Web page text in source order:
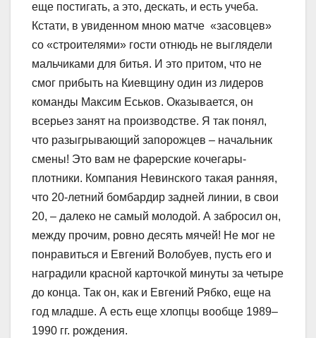
еще постигать, а это, дескать, и есть учеба.
Кстати, в увиденном мною матче «засовцев»
со «строителями» гости отнюдь не выглядели
мальчиками для битья. И это притом, что не
смог прибыть на Киевщину один из лидеров
команды Максим Еськов. Оказывается, он
всерьез занят на производстве. Я так понял,
что разыгрывающий запорожцев – начальник
смены! Это вам не фарерские кочегары-
плотники. Компания Невинского такая ранняя,
что 20-летний бомбардир задней линии, в свои
20, – далеко не самый молодой. А забросил он,
между прочим, ровно десять мячей! Не мог не
понравиться и Евгений Волобуев, пусть его и
наградили красной карточкой минуты за четыре
до конца. Так он, как и Евгений Рябко, еще на
год младше. А есть еще хлопцы вообще 1989–
1990 гг. рождения.